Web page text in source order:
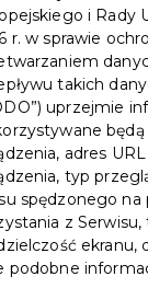
zobowiązuje
stron
ma
i Rady
r. w sprawie
takich
uprzejmie
adres
typ
spędzonego
z
ekranu,
podobne